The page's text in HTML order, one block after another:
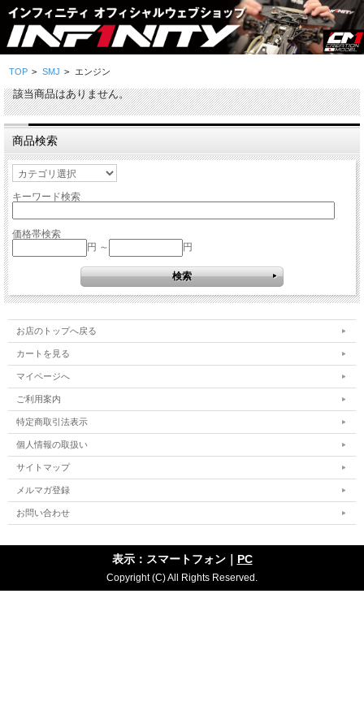
TOP > SMJ > エンジン
該当商品はありません。
商品検索
キーワード検索
価格帯検索
円 ～
円
お店のトップへ戻る
カートを見る
マイページへ
ご利用案内
特定商取引法表示
個人情報の取扱い
サイトマップ
メルマガ登録
お問い合わせ
表示：スマートフォン｜ PC
Copyright (C) All Rights Reserved.